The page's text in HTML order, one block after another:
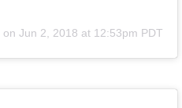
on Jun 2, 2018 at 12:53pm PDT